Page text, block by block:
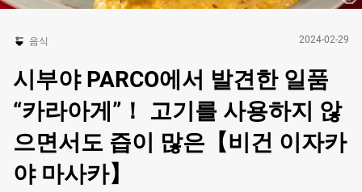
음식 2024-02-29
시부야 PARCO에서 발견한 일품
“카라아게”！ 고기를 사용하지 않
으면서도 즙이 많은【비건 이자카
야 마사카】